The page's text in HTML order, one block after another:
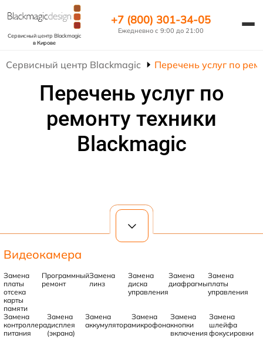
Сервисный центр Blackmagic
в Кирове
+7 (800) 301-34-05
Ежедневно с 9:00 до 21:00
Сервисный центр Blackmagic Перечень услуг по
Перечень услуг по
ремонту техники
Blackmagic
Видеокамера
Замена
платы
отсека
карты
памяти
Программный
ремонт
Замена
линз
Замена
диска
управления
Замена
диафрагмы
Замена
платы
управления
Замена
контроллера
питания
Замена
дисплея
(экрана)
Замена
аккумулятора
Замена
микрофона
Замена
кнопки
включения
Замена
шлейфа
фокусировки